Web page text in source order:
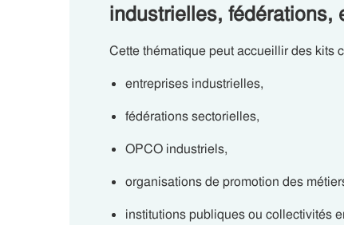
industrielles, fédérations,
Cette thématique peut accueillir des kits
entreprises industrielles,
fédérations sectorielles,
OPCO industriels,
organisations de promotion des
institutions publiques ou collectivités